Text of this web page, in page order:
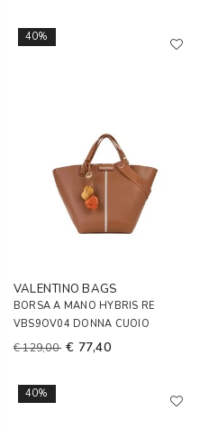
40%
VALENTINO BAGS
BORSA A MANO HYBRIS RE
VBS9OV04 DONNA CUOIO
€ 129,00 € 77,40
40%